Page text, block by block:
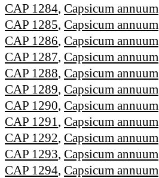
CAP 1284, Capsicum annuum
CAP 1285, Capsicum annuum
CAP 1286, Capsicum annuum
CAP 1287, Capsicum annuum
CAP 1288, Capsicum annuum
CAP 1289, Capsicum annuum
CAP 1290, Capsicum annuum
CAP 1291, Capsicum annuum
CAP 1292, Capsicum annuum
CAP 1293, Capsicum annuum
CAP 1294, Capsicum annuum